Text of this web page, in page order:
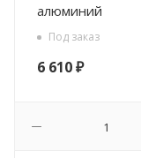
алюминий
Под заказ
6 610₽